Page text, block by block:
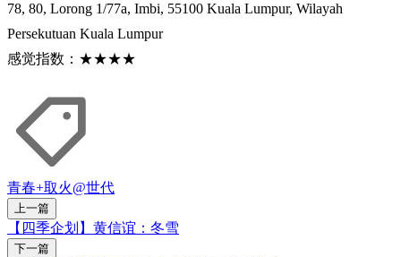
78, 80, Lorong 1/77a, Imbi, 55100 Kuala Lumpur, Wilayah
Persekutuan Kuala Lumpur
感觉指数：★★★★
青春+取火@世代
上一篇
【四季企划】黄信谊：冬雪
下一篇